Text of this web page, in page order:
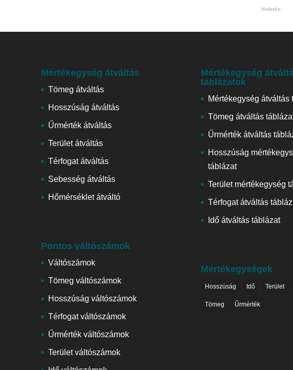
hirdetés:
Mértékegység átváltás
Tömeg átváltás
Hosszúság átváltás
Űrmérték átváltás
Terület átváltás
Térfogat átváltás
Sebesség átváltás
Hőmérséklet átváltó
Pontos váltószámok
Váltószámok
Tömeg váltószámok
Hosszúság váltószámok
Térfogat váltószámok
Űrmérték váltószámok
Terület váltószámok
Mértékegység
táblázatok
Mértékegység átváltás
Tömeg átváltás
Űrmérték átváltás
Hosszúság
táblázat
Terület mértékegység
Térfogat átváltás
Idő átváltás táblázat
Mértékegységek
Hosszúság Idő Terület
Tömeg Űrmérték